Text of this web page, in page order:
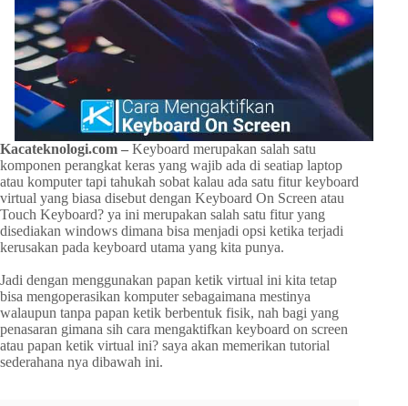
Kacateknologi.com – Keyboard merupakan salah satu
komponen perangkat keras yang wajib ada di seatiap laptop
atau komputer tapi tahukah sobat kalau ada satu fitur keyboard
virtual yang biasa disebut dengan Keyboard On Screen atau
Touch Keyboard? ya ini merupakan salah satu fitur yang
disediakan windows dimana bisa menjadi opsi ketika terjadi
kerusakan pada keyboard utama yang kita punya.
Jadi dengan menggunakan papan ketik virtual ini kita tetap
bisa mengoperasikan komputer sebagaimana mestinya
walaupun tanpa papan ketik berbentuk fisik, nah bagi yang
penasaran gimana sih cara mengaktifkan keyboard on screen
atau papan ketik virtual ini? saya akan memerikan tutorial
sederahana nya dibawah ini.